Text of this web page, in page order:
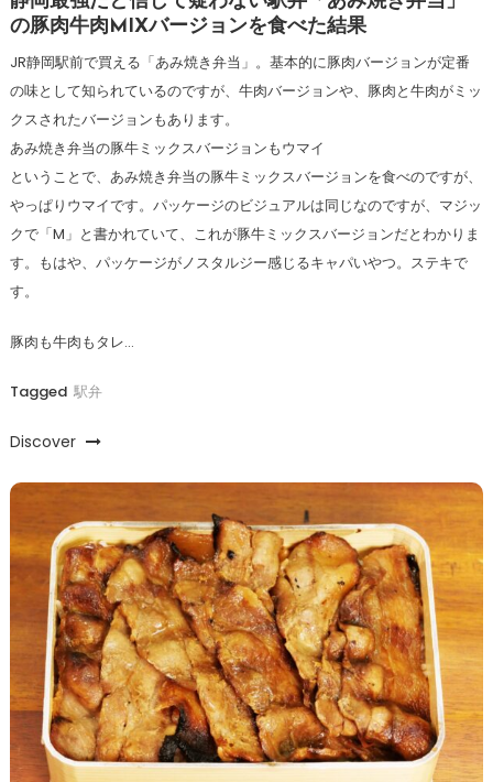
の豚肉牛肉MIXバージョンを食べた結果
JR静岡駅前で買える「あみ焼き弁当」。基本的に豚肉バージョンが定番
の味として知られているのですが、牛肉バージョンや、豚肉と牛肉がミッ
クスされたバージョンもあります。
あみ焼き弁当の豚牛ミックスバージョンもウマイ
ということで、あみ焼き弁当の豚牛ミックスバージョンを食べのですが、
やっぱりウマイです。パッケージのビジュアルは同じなのですが、マジッ
クで「M」と書かれていて、これが豚牛ミックスバージョンだとわかりま
す。もはや、パッケージがノスタルジー感じるキャパいやつ。ステキで
す。
豚肉も牛肉もタレ…
Tagged 駅弁
Discover